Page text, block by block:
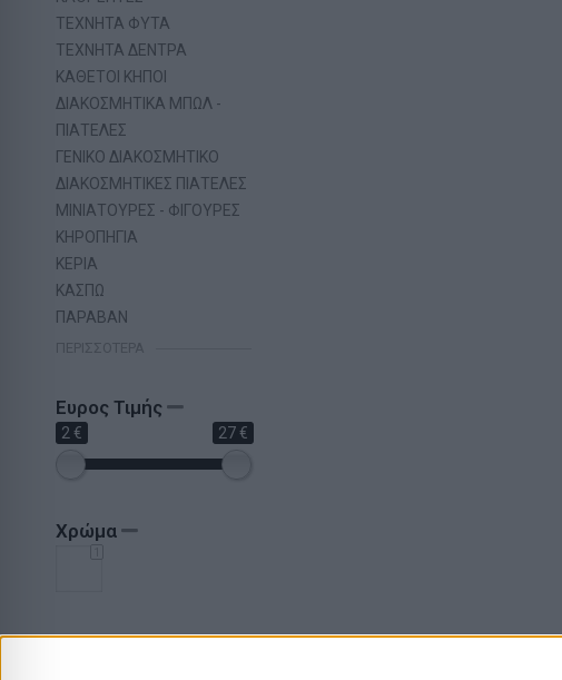
ΤΕΧΝΗΤΑ ΦΥΤΑ
ΤΕΧΝΗΤΑ ΔΕΝΤΡΑ
ΚΑΘΕΤΟΙ ΚΗΠΟΙ
ΔΙΑΚΟΣΜΗΤΙΚΑ ΜΠΩΛ -
ΠΙΑΤΕΛΕΣ
ΓΕΝΙΚΟ ΔΙΑΚΟΣΜΗΤΙΚΟ
ΔΙΑΚΟΣΜΗΤΙΚΕΣ ΠΙΑΤΕΛΕΣ
ΜΙΝΙΑΤΟΥΡΕΣ - ΦΙΓΟΥΡΕΣ
ΚΗΡΟΠΗΓΙΑ
ΚΕΡΙΑ
ΚΑΣΠΩ
ΠΑΡΑΒΑΝ
Ευρος Τιμής
2 € 27 €
Χρώμα